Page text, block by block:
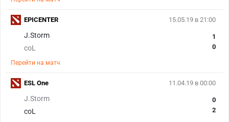
15.05.19 в 21:00
J.Storm
coL
1
0
Перейти на матч
EPICENTER
11.04.19 в 00:00
J.Storm
coL
0
2
ESL One